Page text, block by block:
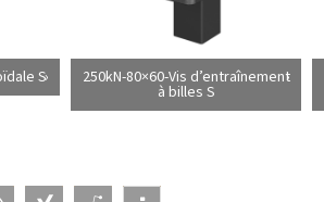
S 250kN-80×60-Vis d’entraînement
à billes S